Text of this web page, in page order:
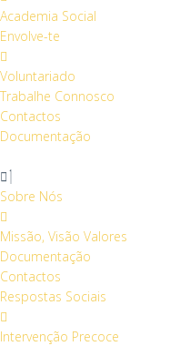
Academia Social
Envolve-te
Voluntariado
Trabalhe Connosco
Contactos
Documentação
Sobre Nós
Missão, Visão Valores
Documentação
Contactos
Respostas Sociais
Intervenção Precoce